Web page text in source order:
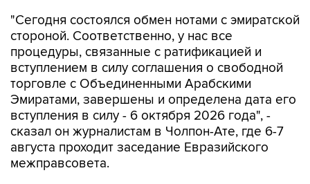
"Сегодня состоялся обмен нотами с эмиратской
стороной. Соответственно, у нас все
процедуры, связанные с ратификацией и
вступлением в силу соглашения о свободной
торговле с Объединенными Арабскими
Эмиратами, завершены и определена дата его
вступления в силу - 6 октября 2026 года", -
сказал он журналистам в Чолпон-Ате, где 6-7
августа проходит заседание Евразийского
межправсовета.